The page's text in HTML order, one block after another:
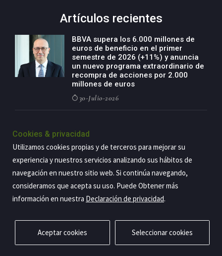
Artículos recientes
BBVA supera los 6.000 millones de
euros de beneficio en el primer
semestre de 2026 (+11%) y anuncia
un nuevo programa extraordinario de
recompra de acciones por 2.000
millones de euros
30-Julio-2026
negocio agro con un modelo global
países
29-Julio-2026
Privacidad Aviso legal Política de cookies Contacto
Cookies & privacidad
Utilizamos cookies propias y de terceros para mejorar su
experiencia y nuestros servicios analizando sus hábitos de
navegación en nuestro sitio web. Si continúa navegando,
consideramos que acepta su uso. Puede Obtener más
información en nuestra Declaración de privacidad.
Aceptar cookies Seleccionar cookies